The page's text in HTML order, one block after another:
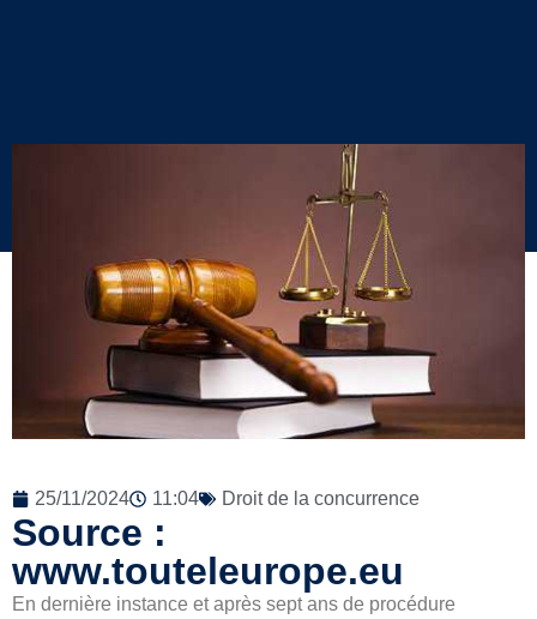
25/11/2024 11:04 Droit de la concurrence
Source :
www.touteleurope.eu
En dernière instance et après sept ans de procédure